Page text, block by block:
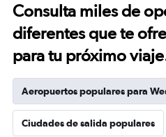
Consulta miles de
diferentes que te
para tu próximo
Aeropuertos populares para
Ciudades de salida populares